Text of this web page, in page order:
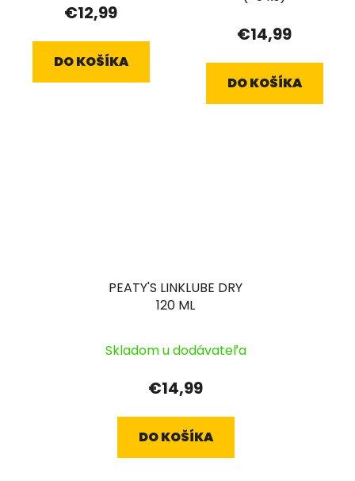
€12,99
DO KOŠÍKA
€14,99
DO KOŠÍKA
PEATY'S LINKLUBE DRY
120 ML
Skladom u dodávateľa
€14,99
DO KOŠÍKA